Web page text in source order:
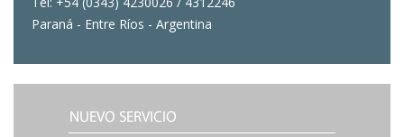
Paraná - Entre Ríos - Argentina